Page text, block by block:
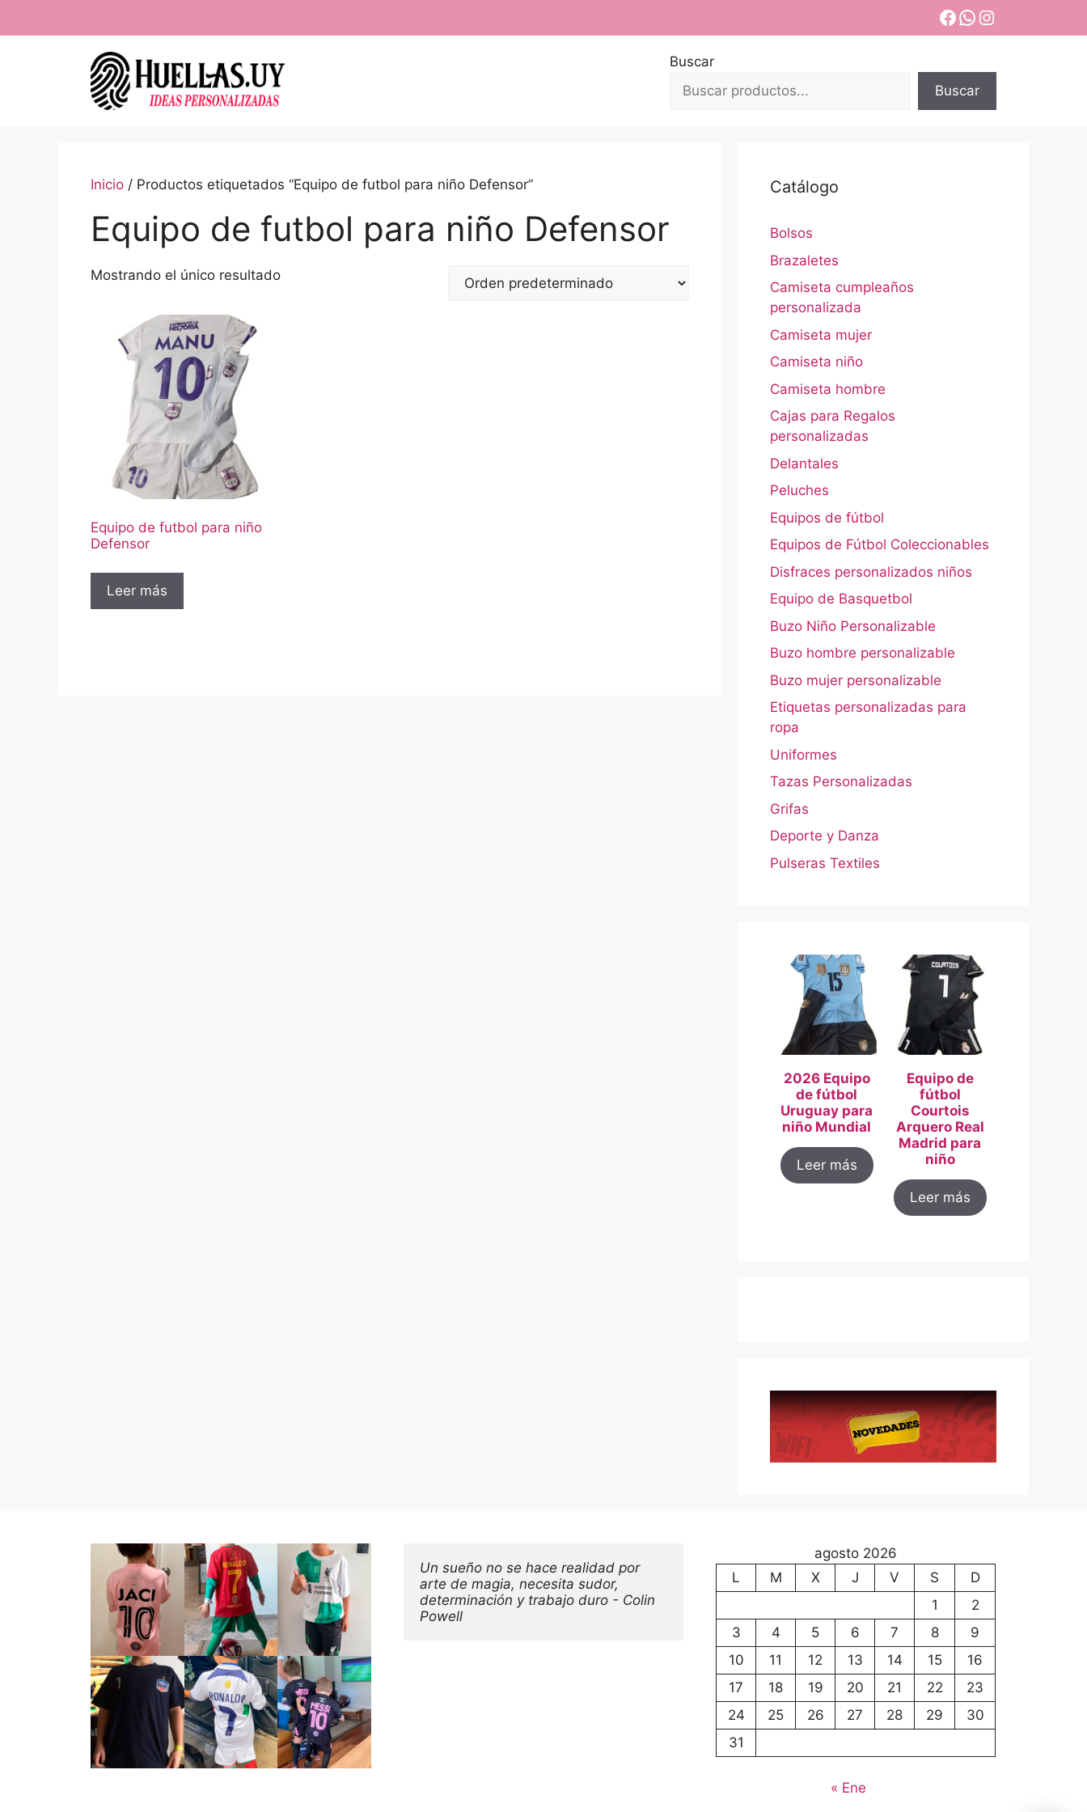
Facebook
WhatsApp
Instagram
Buscar
Buscar
Inicio / Productos etiquetados “Equipo de futbol para niño Defensor”
Equipo de futbol para niño Defensor
Mostrando el único resultado
Equipo de futbol para niño
Defensor
Leer más
Catálogo
Bolsos
Brazaletes
Camiseta cumpleaños
personalizada
Camiseta mujer
Camiseta niño
Camiseta hombre
Cajas para Regalos
personalizadas
Delantales
Peluches
Equipos de fútbol
Equipos de Fútbol Coleccionables
Disfraces personalizados niños
Equipo de Basquetbol
Buzo Niño Personalizable
Buzo hombre personalizable
Buzo mujer personalizable
Etiquetas personalizadas para
ropa
Uniformes
Tazas Personalizadas
Grifas
Deporte y Danza
Pulseras Textiles
2026 Equipo
de fútbol
Uruguay para
niño Mundial
Leer más
Equipo de
fútbol
Courtois
Arquero Real
Madrid para
niño
Leer más
Un sueño no se hace realidad por
arte de magia, necesita sudor,
determinación y trabajo duro - Colin
Powell
agosto 2026
L
M X J V S
D
1
2
3
4 5 6 7 8
9
10
11 12 13 14 15
16
17
18 19 20 21 22
23
24
25 26 27 28 29
30
31
« Ene